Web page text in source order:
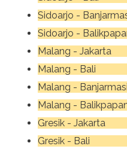
Sidoarjo -
Sidoarjo -
Malang -
Malang - Bali
Malang -
Malang -
Gresik -
Gresik - Bali